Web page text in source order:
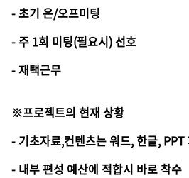
- 초기 온/오프미팅
- 주 1회 미팅(필요시) 선호
- 재택근무
※프로젝트의 현재 상황
- 기초자료,컨텐츠는 워드, 한글, PPT
- 내부 편성 예산에 적합시 바로 착수